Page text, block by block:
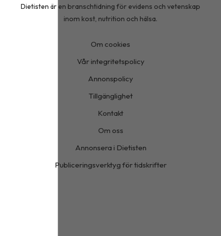
Dietisten är en branschtidning för evidens och vetenskap
inom kost, nutrition och hälsa.
Om cookies
Vår integritetspolicy
Annonspolicy
Tillgänglighet
Kontakt
Om oss
Annonsera i Dietisten
Publiceringsverktyg för tidskrifter